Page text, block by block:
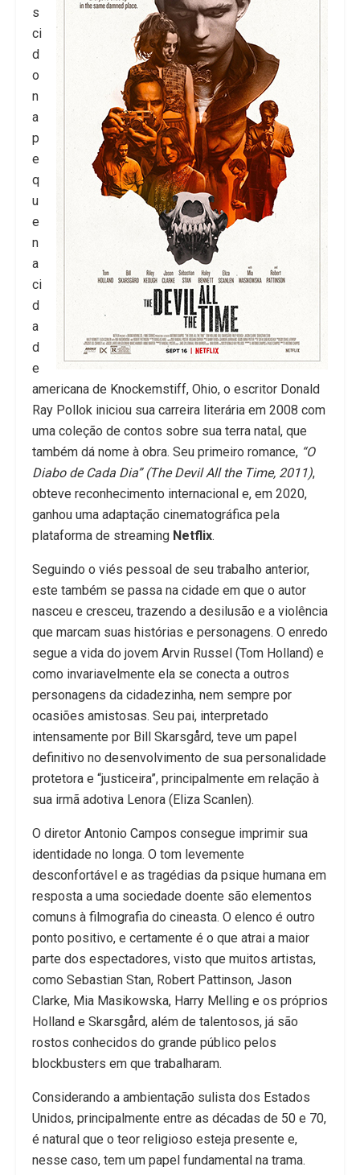
s
ci
d
o
n
a
p
e
q
u
e
n
a
ci
d
a
d
e
americana de Knockemstiff, Ohio, o escritor Donald
Ray Pollok iniciou sua carreira literária em 2008 com
uma coleção de contos sobre sua terra natal, que
também dá nome à obra. Seu primeiro romance, “O
Diabo de Cada Dia” (The Devil All the Time, 2011),
obteve reconhecimento internacional e, em 2020,
ganhou uma adaptação cinematográfica pela
plataforma de streaming Netflix.
Seguindo o viés pessoal de seu trabalho anterior,
este também se passa na cidade em que o autor
nasceu e cresceu, trazendo a desilusão e a violência
que marcam suas histórias e personagens. O enredo
segue a vida do jovem Arvin Russel (Tom Holland) e
como invariavelmente ela se conecta a outros
personagens da cidadezinha, nem sempre por
ocasiões amistosas. Seu pai, interpretado
intensamente por Bill Skarsgård, teve um papel
definitivo no desenvolvimento de sua personalidade
protetora e “justiceira”, principalmente em relação à
sua irmã adotiva Lenora (Eliza Scanlen).
O diretor Antonio Campos consegue imprimir sua
identidade no longa. O tom levemente
desconfortável e as tragédias da psique humana em
resposta a uma sociedade doente são elementos
comuns à filmografia do cineasta. O elenco é outro
ponto positivo, e certamente é o que atrai a maior
parte dos espectadores, visto que muitos artistas,
como Sebastian Stan, Robert Pattinson, Jason
Clarke, Mia Masikowska, Harry Melling e os próprios
Holland e Skarsgård, além de talentosos, já são
rostos conhecidos do grande público pelos
blockbusters em que trabalharam.
Considerando a ambientação sulista dos Estados
Unidos, principalmente entre as décadas de 50 e 70,
é natural que o teor religioso esteja presente e,
nesse caso, tem um papel fundamental na trama.